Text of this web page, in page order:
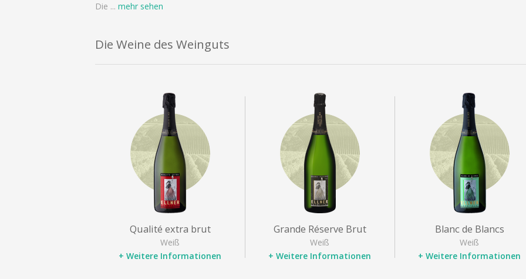
Die ... mehr sehen
Die Weine des Weinguts
Qualité extra brut
Weiß
+ Weitere Informationen
Grande Réserve Brut
Weiß
+ Weitere Informationen
Blanc de Blancs
Weiß
+ Weitere Informationen